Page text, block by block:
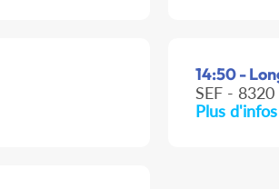
14:50 -
SEF - 8320
Plus d'infos